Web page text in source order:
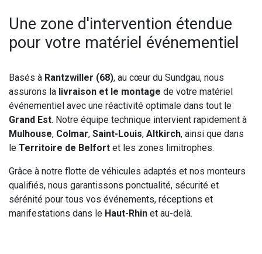
Une zone d'intervention étendue
pour votre matériel événementiel
Basés à Rantzwiller (68), au cœur du Sundgau, nous
assurons la livraison et le montage de votre matériel
événementiel avec une réactivité optimale dans tout le
Grand Est. Notre équipe technique intervient rapidement à
Mulhouse, Colmar, Saint-Louis, Altkirch, ainsi que dans
le Territoire de Belfort et les zones limitrophes.
Grâce à notre flotte de véhicules adaptés et nos monteurs
qualifiés, nous garantissons ponctualité, sécurité et
sérénité pour tous vos événements, réceptions et
manifestations dans le Haut-Rhin et au-delà.